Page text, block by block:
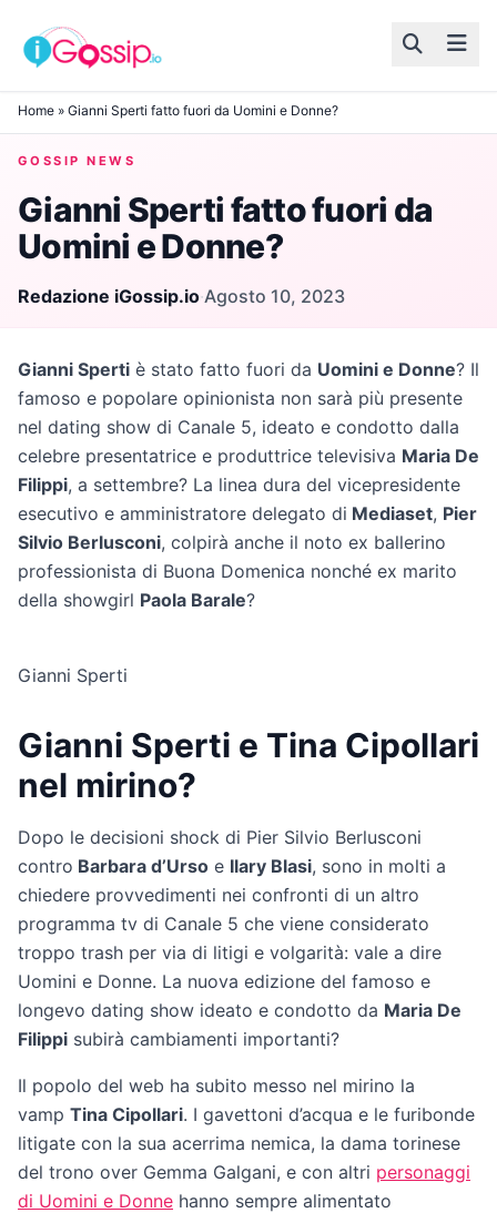
Skip to content
Home » Gianni Sperti fatto fuori da Uomini e Donne?
GOSSIP NEWS
Gianni Sperti fatto fuori da
Uomini e Donne?
Redazione iGossip.io·Agosto 10, 2023
Gianni Sperti è stato fatto fuori da Uomini e Donne? Il
famoso e popolare opinionista non sarà più presente
nel dating show di Canale 5, ideato e condotto dalla
celebre presentatrice e produttrice televisiva Maria De
Filippi, a settembre? La linea dura del vicepresidente
esecutivo e amministratore delegato di Mediaset, Pier
Silvio Berlusconi, colpirà anche il noto ex ballerino
professionista di Buona Domenica nonché ex marito
della showgirl Paola Barale?
Gianni Sperti
Gianni Sperti e Tina Cipollari
nel mirino?
Dopo le decisioni shock di Pier Silvio Berlusconi
contro Barbara d’Urso e Ilary Blasi, sono in molti a
chiedere provvedimenti nei confronti di un altro
programma tv di Canale 5 che viene considerato
troppo trash per via di litigi e volgarità: vale a dire
Uomini e Donne. La nuova edizione del famoso e
longevo dating show ideato e condotto da Maria De
Filippi subirà cambiamenti importanti?
Il popolo del web ha subito messo nel mirino la
vamp Tina Cipollari. I gavettoni d’acqua e le furibonde
litigate con la sua acerrima nemica, la dama torinese
del trono over Gemma Galgani, e con altri personaggi
di Uomini e Donne hanno sempre alimentato